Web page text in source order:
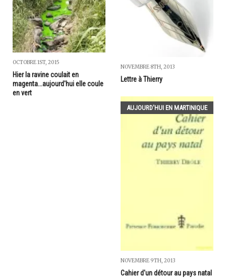
OCTOBRE 1ST, 2015
Hier la ravine coulait en
magenta...aujourd'hui elle coule
en vert
NOVEMBRE 8TH, 2013
Lettre à Thierry
AUJOURD'HUI EN MARTINIQUE
NOVEMBRE 9TH, 2013
Cahier d'un détour au pays natal